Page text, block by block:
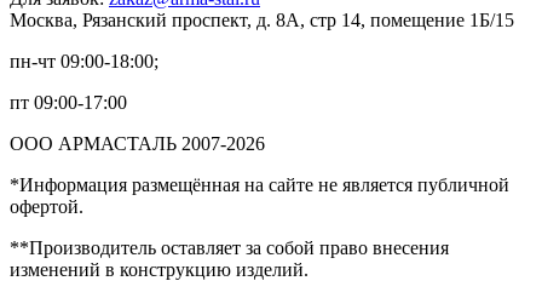
Москва, Рязанский проспект, д. 8А, стр 14, помещение 1Б/15
пн-чт 09:00-18:00;
пт 09:00-17:00
ООО АРМАСТАЛЬ 2007-2026
*Информация размещённая на сайте не является публичной
офертой.
**Производитель оставляет за собой право внесения
изменений в конструкцию изделий.